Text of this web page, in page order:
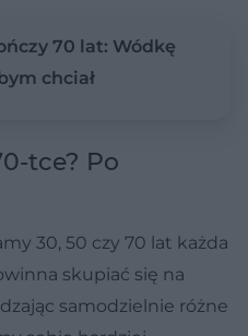
70 lat: Wódkę
chciał
tce? Po
30, 50 czy 70 lat każda
skupiać się na
samodzielnie różne